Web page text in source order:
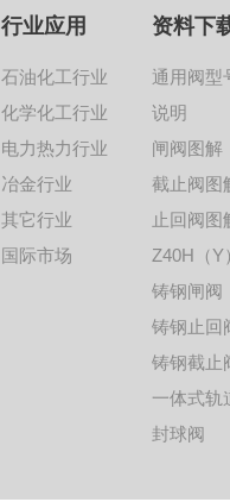
行业应用
石油化工行业
化学化工行业
电力热力行业
冶金行业
其它行业
国际市场
资料下
通用阀型
说明
闸阀图解
截止阀图
止回阀图
Z40H（Y
铸钢闸阀
铸钢止回
铸钢截止
一体式轨
封球阀